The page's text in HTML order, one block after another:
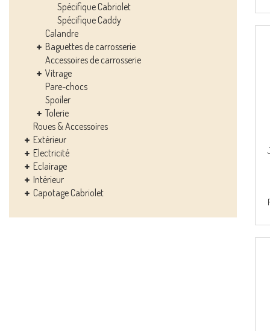
Spécifique Cabriolet
Spécifique Caddy
Calandre
Baguettes de carrosserie
Accessoires de carrosserie
Vitrage
Pare-chocs
Spoiler
Tolerie
Roues & Accessoires
Extérieur
Electricité
Eclairage
Intérieur
Capotage Cabriolet